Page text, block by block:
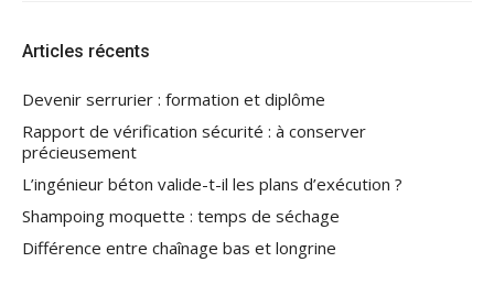
Articles récents
Devenir serrurier : formation et diplôme
Rapport de vérification sécurité : à conserver
précieusement
L’ingénieur béton valide-t-il les plans d’exécution ?
Shampoing moquette : temps de séchage
Différence entre chaînage bas et longrine